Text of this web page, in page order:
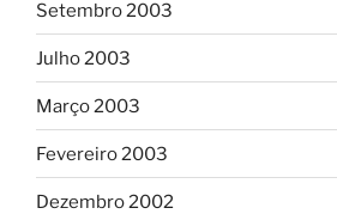
Setembro 2003
Julho 2003
Março 2003
Fevereiro 2003
Dezembro 2002